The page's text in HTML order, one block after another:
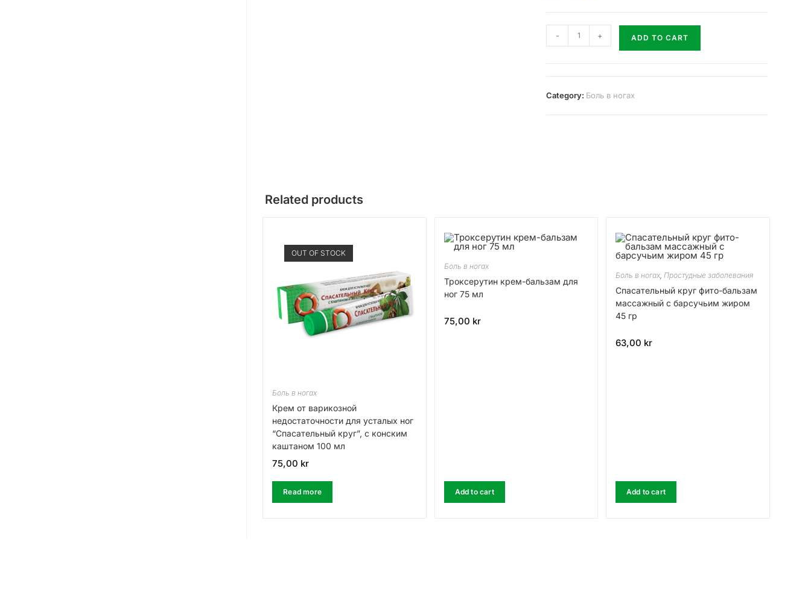
- + ADD TO CART
Category: Боль в ногах
Related products
OUT OF STOCK
Боль в ногах
Крем от варикозной
недостаточности для усталых ног
“Спасательный круг”, с конским
каштаном 100 мл
75,00 kr
Read more
Боль в ногах
Троксерутин крем-бальзам для
ног 75 мл
75,00 kr
Add to cart
Боль в ногах, Простудные заболевания
Спасательный круг фито-бальзам
массажный с барсучьим жиром
45 гр
63,00 kr
Add to cart